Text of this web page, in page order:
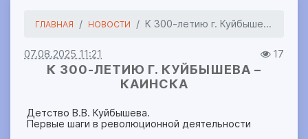
ГЛАВНАЯ НОВОСТИ К 300-летию г. Куйбыше...
07.08.2025 11:21 17
К 300-ЛЕТИЮ Г. КУЙБЫШЕВА –
КАИНСКА
Детство В.В. Куйбышева.
Первые шаги в революционной деятельности